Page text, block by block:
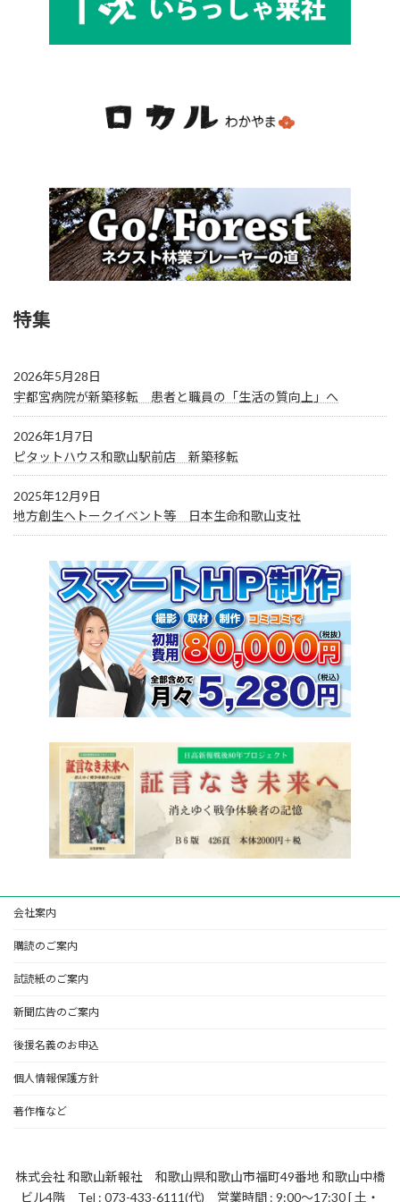
特集
2026年5月28日
宇都宮病院が新築移転 患者と職員の「生活の質向上」へ
2026年1月7日
ピタットハウス和歌山駅前店 新築移転
2025年12月9日
地方創生へトークイベント等 日本生命和歌山支社
会社案内
購読のご案内
試読紙のご案内
新聞広告のご案内
後援名義のお申込
個人情報保護方針
著作権など
株式会社 和歌山新報社 和歌山県和歌山市福町49番地 和歌山中橋
ビル4階 Tel : 073-433-6111(代) 営業時間 : 9:00～17:30 [ 土・